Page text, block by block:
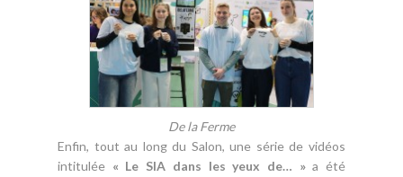
De la Ferme
Enfin, tout au long du Salon, une série de vidéos
intitulée « Le SIA dans les yeux de… »a été